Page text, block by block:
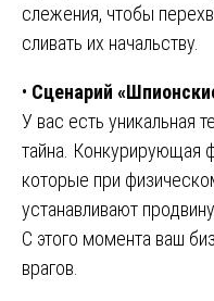
слежения, чтобы
сливать их начальству.
• Сценарий
У вас есть уникальная
тайна. Конкурирующая
которые при
устанавливают
С этого момента ваш
врагов.